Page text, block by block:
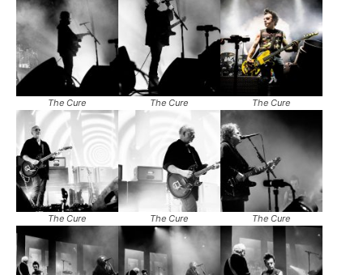
The Cure The Cure The Cure
The Cure The Cure The Cure